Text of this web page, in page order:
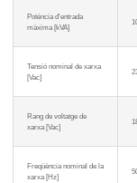
Potència d'entrada
màxima [kVA]
Tensió nominal de xarxa
[Vac]
Rang de voltatge de
xarxa [Vac]
Freqüència nominal de la
xarxa [Hz]